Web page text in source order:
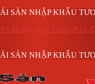
SẢN NHẬP KHẨU
Hoàng Hoa Thám, P.13,
SẢN NHẬP KHẨU